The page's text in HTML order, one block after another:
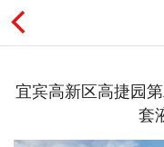
宜宾高新区高捷园
套